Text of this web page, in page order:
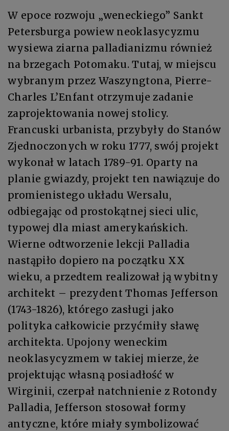
W epoce rozwoju „weneckiego” Sankt
Petersburga powiew neoklasycyzmu
wysiewa ziarna palladianizmu również
na brzegach Potomaku. Tutaj, w miejscu
wybranym przez Waszyngtona, Pierre-
Charles L’Enfant otrzymuje zadanie
zaprojektowania nowej stolicy.
Francuski urbanista, przybyły do Stanów
Zjednoczonych w roku 1777, swój projekt
wykonał w latach 1789-91. Oparty na
planie gwiazdy, projekt ten nawiązuje do
promienistego układu Wersalu,
odbiegając od prostokątnej sieci ulic,
typowej dla miast amerykańskich.
Wierne odtworzenie lekcji Palladia
nastąpiło dopiero na początku XX
wieku, a przedtem realizował ją wybitny
architekt – prezydent Thomas Jefferson
(1743-1826), którego zasługi jako
polityka całkowicie przyćmiły sławę
architekta. Upojony weneckim
neoklasycyzmem w takiej mierze, że
projektując własną posiadłość w
Wirginii, czerpał natchnienie z Rotondy
Palladia, Jefferson stosował formy
antyczne, które miały symbolizować